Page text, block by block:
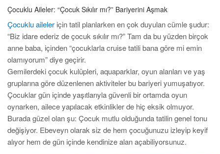
Çocuklu Aileler: “Çocuk Sıkılır mı?” Bariyerini Aşmak
Çocuklu aileler için tatil planlarken en çok duyulan cümle şudur:
“Biz idare ederiz de çocuk sıkılır mı?” Tam da bu yüzden birçok
anne baba, içinden “çocuklarla cruise tatili bana göre mi emin
olamıyorum” diye geçirir.
Gemilerdeki çocuk kulüpleri, aquaparklar, oyun alanları ve yaş
gruplarına göre düzenlenen aktiviteler bu bariyeri yumuşatıyor.
Çocuklar gün içinde yaşıtlarıyla güvenli bir ortamda oyun
oynarken, ailece yapılacak etkinlikler de hiç eksik olmuyor.
Burada güzel olan şu: Çocuk mutlu olduğunda tatilin genel tonu
değişiyor. Ebeveyn olarak siz de hem çocuğunuzu izleyip keyif
alıyor hem de gün içinde kendinize alan açabiliyorsunuz.